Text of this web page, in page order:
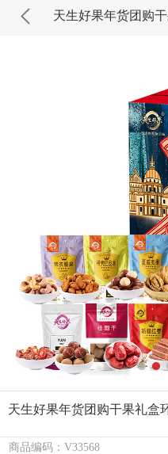
天生好果年货团购干果礼盒
商品编码：V33568